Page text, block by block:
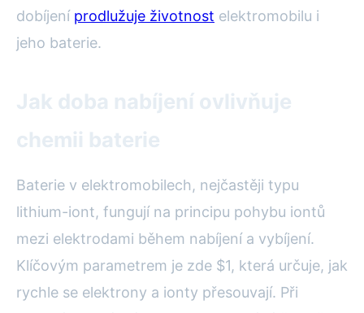
dobíjení prodlužuje životnost elektromobilu i
jeho baterie.
Jak doba nabíjení ovlivňuje
chemii baterie
Baterie v elektromobilech, nejčastěji typu
lithium-iont, fungují na principu pohybu iontů
mezi elektrodami během nabíjení a vybíjení.
Klíčovým parametrem je zde $1, která určuje, jak
rychle se elektrony a ionty přesouvají. Při